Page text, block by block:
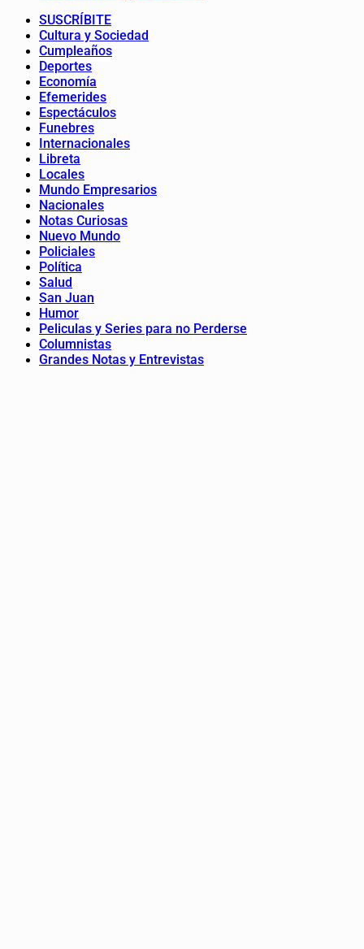
SUSCRÍBITE
Cultura y Sociedad
Cumpleaños
Deportes
Economía
Efemerides
Espectáculos
Funebres
Internacionales
Libreta
Locales
Mundo Empresarios
Nacionales
Notas Curiosas
Nuevo Mundo
Policiales
Política
Salud
San Juan
Humor
Peliculas y Series para no Perderse
Columnistas
Grandes Notas y Entrevistas